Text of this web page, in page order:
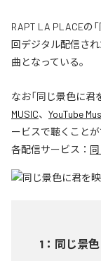
RAPT LA PLACEの
回デジタル配信され
曲となっている。
なお「同じ景色に君
MUSIC、 YouTube
ービスで聴くことが
各配信サービス：
1 ： 同じ景